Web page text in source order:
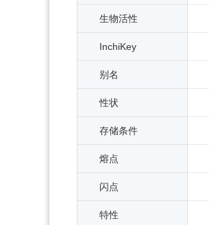
生物活性
InchiKey
别名
性状
存储条件
熔点
闪点
特性